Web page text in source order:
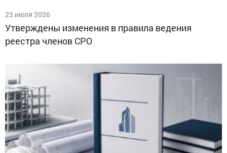
23 июля 2026
Утверждены изменения в правила ведения
реестра членов СРО